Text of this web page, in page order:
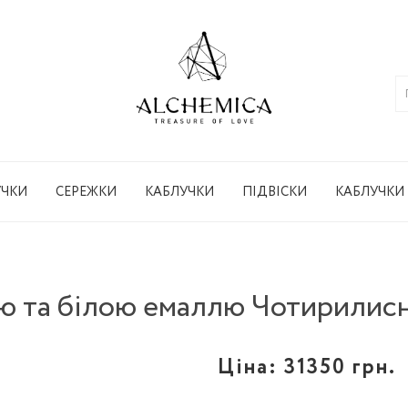
СЕРЕЖКИ КАБЛУЧКИ ПІДВІСКИ
та білою емаллю
Ціна: 31350 грн.